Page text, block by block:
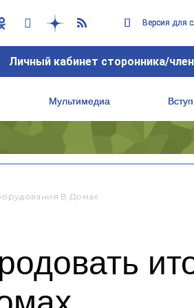
Версия для
Личный кабинет сторонника/
Мультимедиа
В Домах
Версия для
Личный кабинет сторонника/
Мультимедиа